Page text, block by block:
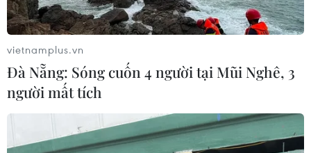
vietnamplus.vn
Đà Nẵng: Sóng cuốn 4 người tại Mũi Nghê, 3
người mất tích